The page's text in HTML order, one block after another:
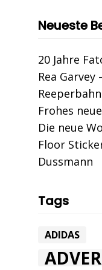
Neueste
20 Jahre
Rea Garvey
Frohes
Die neue
Floor
Dussmann
Tags
ADIDAS